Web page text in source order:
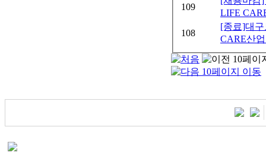
109
LIFE
108
[종료]대
CARE산